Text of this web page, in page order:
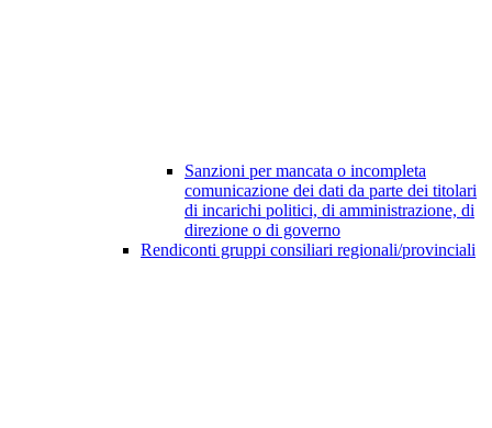
Sanzioni per mancata o incompleta
comunicazione dei dati da parte dei titolari
di incarichi politici, di amministrazione, di
direzione o di governo
Rendiconti gruppi consiliari regionali/provinciali